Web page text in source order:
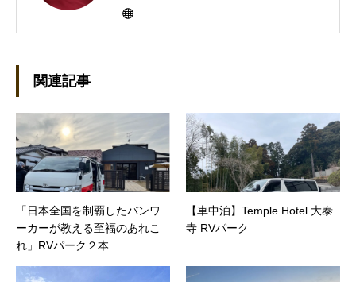
にHP100LXと出会ったのをきかっけに、フリ
制作。プライベートでは、井上円了哲学塾の第
一期修了生として「哲学カフェ＠神保町」の世
話人、2020年以降は「なごテツ」のオンライン
カフェの世話人を務める。趣味は考えること。
関連記事
「日本全国を制覇したバンワ
ーカーが教える至福のあれこ
れ」RVパーク２本
【車中泊】Temple Hotel 大泰
寺 RVパーク